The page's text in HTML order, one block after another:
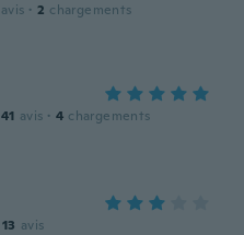
avis · 2 chargements
41 avis · 4 chargements
13 avis